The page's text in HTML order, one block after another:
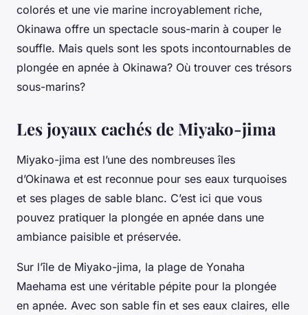
colorés et une vie marine incroyablement riche,
Okinawa offre un spectacle sous-marin à couper le
souffle. Mais quels sont les spots incontournables de
plongée en apnée à Okinawa? Où trouver ces trésors
sous-marins?
Les joyaux cachés de Miyako-jima
Miyako-jima est l’une des nombreuses îles
d’Okinawa et est reconnue pour ses eaux turquoises
et ses plages de sable blanc. C’est ici que vous
pouvez pratiquer la plongée en apnée dans une
ambiance paisible et préservée.
Sur l’île de Miyako-jima, la plage de Yonaha
Maehama est une véritable pépite pour la plongée
en apnée. Avec son sable fin et ses eaux claires, elle